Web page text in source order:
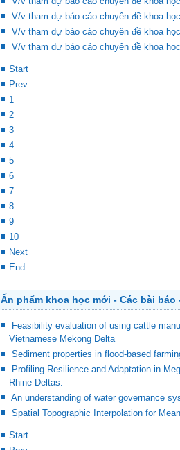
V/v tham dự báo cáo chuyên đề khoa
V/v tham dự báo cáo chuyên đề khoa
V/v tham dự báo cáo chuyên đề khoa
Start
Prev
1
2
3
4
5
6
7
8
9
10
Next
End
Ấn phẩm khoa học mới - Các bài báo
Feasibility evaluation of using cattle
Vietnamese Mekong Delta
Sediment properties in flood-based
Profiling Resilience and Adaptation in
Rhine Deltas.
An understanding of water governance
Spatial Topographic Interpolation for
Start